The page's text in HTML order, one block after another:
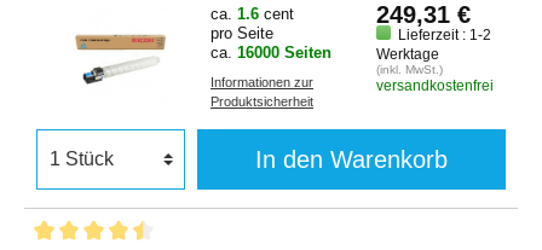
ca. 1.6 cent
pro Seite
ca. 16000 Seiten
Informationen zur
Produktsicherheit
249,31 €
Lieferzeit : 1-2
Werktage
(inkl. MwSt.)
versandkostenfrei
In den Warenkorb